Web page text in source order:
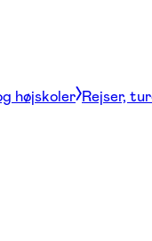
højskoler Rejser,